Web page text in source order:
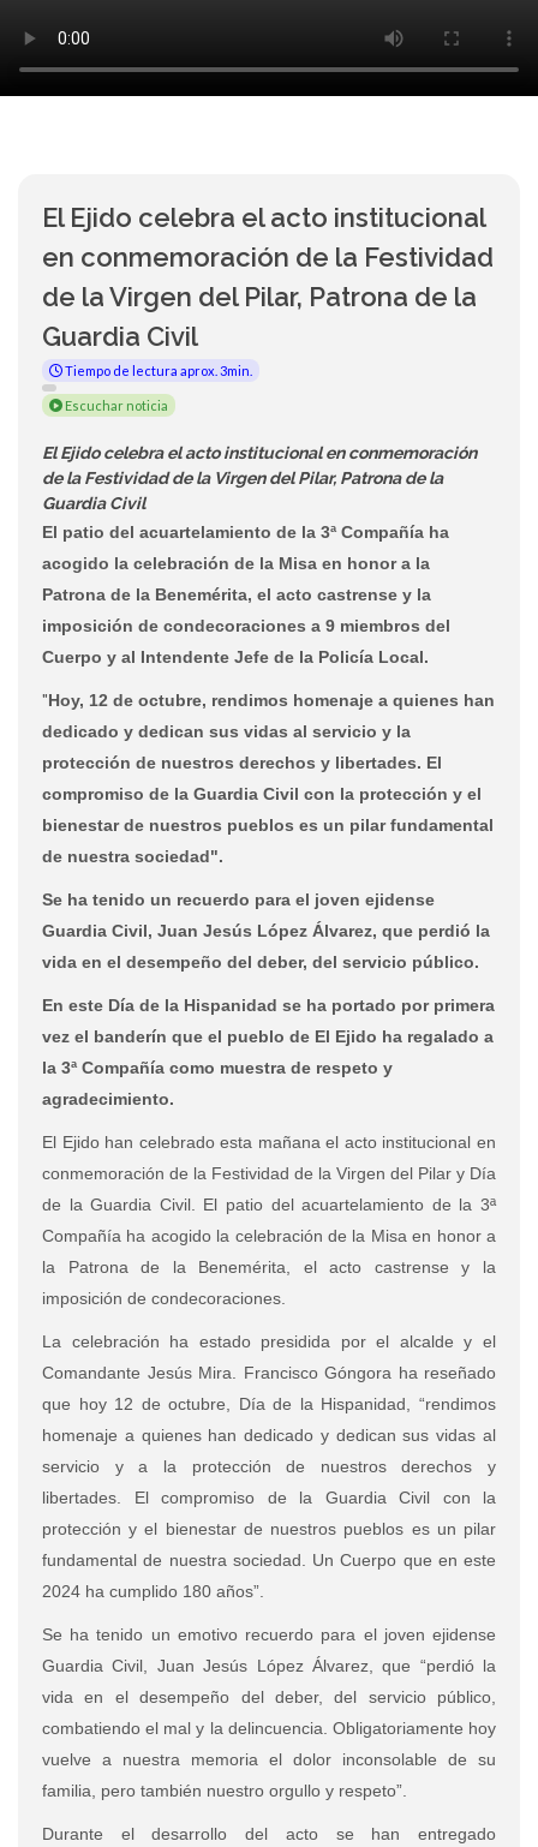
El Ejido celebra el acto institucional
en conmemoración de la Festividad
de la Virgen del Pilar, Patrona de la
Guardia Civil
Tiempo de lectura aprox. 3min.
Escuchar noticia
El Ejido celebra el acto institucional en conmemoración
de la Festividad de la Virgen del Pilar, Patrona de la
Guardia Civil
El patio del acuartelamiento de la 3ª Compañía ha
acogido la celebración de la Misa en honor a la
Patrona de la Benemérita, el acto castrense y la
imposición de condecoraciones a 9 miembros del
Cuerpo y al Intendente Jefe de la Policía Local.
"Hoy, 12 de octubre, rendimos homenaje a quienes han
dedicado y dedican sus vidas al servicio y la
protección de nuestros derechos y libertades. El
compromiso de la Guardia Civil con la protección y el
bienestar de nuestros pueblos es un pilar fundamental
de nuestra sociedad".
Se ha tenido un recuerdo para el joven ejidense
Guardia Civil, Juan Jesús López Álvarez, que perdió la
vida en el desempeño del deber, del servicio público.
En este Día de la Hispanidad se ha portado por primera
vez el banderín que el pueblo de El Ejido ha regalado a
la 3ª Compañía como muestra de respeto y
agradecimiento.
El Ejido han celebrado esta mañana el acto institucional en
conmemoración de la Festividad de la Virgen del Pilar y Día
de la Guardia Civil. El patio del acuartelamiento de la 3ª
Compañía ha acogido la celebración de la Misa en honor a
la Patrona de la Benemérita, el acto castrense y la
imposición de condecoraciones.
La celebración ha estado presidida por el alcalde y el
Comandante Jesús Mira. Francisco Góngora ha reseñado
que hoy 12 de octubre, Día de la Hispanidad, “rendimos
homenaje a quienes han dedicado y dedican sus vidas al
servicio y a la protección de nuestros derechos y
libertades. El compromiso de la Guardia Civil con la
protección y el bienestar de nuestros pueblos es un pilar
fundamental de nuestra sociedad. Un Cuerpo que en este
2024 ha cumplido 180 años”.
Se ha tenido un emotivo recuerdo para el joven ejidense
Guardia Civil, Juan Jesús López Álvarez, que “perdió la
vida en el desempeño del deber, del servicio público,
combatiendo el mal y la delincuencia. Obligatoriamente hoy
vuelve a nuestra memoria el dolor inconsolable de su
familia, pero también nuestro orgullo y respeto”.
Durante el desarrollo del acto se han entregado